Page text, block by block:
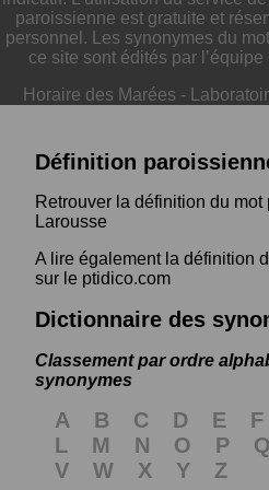
paroissienne est gratuite et
personnel. Les synonymes du
ce site sont édités par
Horaire des Marées -
Définition
Retrouver la définition du mot
Larousse
A lire également la définition
sur le ptidico.com
Dictionnaire des
Classement par ordre
synonymes
A B C D E F
L
M N O P Q
V
W X Y Z